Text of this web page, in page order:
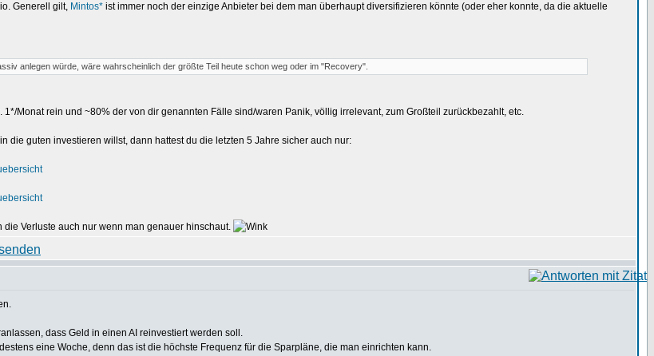
Generell gilt, Mintos* ist immer noch der einzige Anbieter bei dem man überhaupt diversifizieren könnte (oder eher konnte, da die aktuelle
anlegen würde, wäre wahrscheinlich der größte Teil heute schon weg oder im "Recovery".
1*/Monat rein und ~80% der von dir genannten Fälle sind/waren Panik, völlig irrelevant, zum Großteil zurückbezahlt, etc.
die guten investieren willst, dann hattest du die letzten 5 Jahre sicher auch nur:
die Verluste auch nur wenn man genauer hinschaut.
dass Geld in einen AI reinvestiert werden soll.
eine Woche, denn das ist die höchste Frequenz für die Sparpläne, die man einrichten kann.